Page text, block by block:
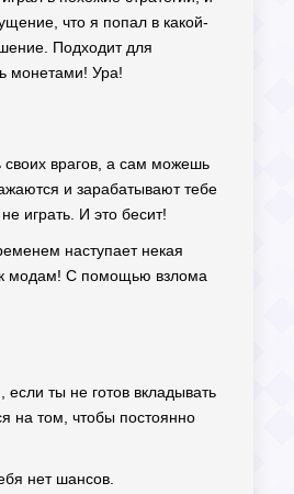
что я попал в какой-
Подходит для
монетами! Ура!
своих врагов, а сам можешь
и зарабатывают тебе
играть. И это бесит!
наступает некая
к модам! С помощью взлома
ты не готов вкладывать
на том, чтобы постоянно
нет шансов.